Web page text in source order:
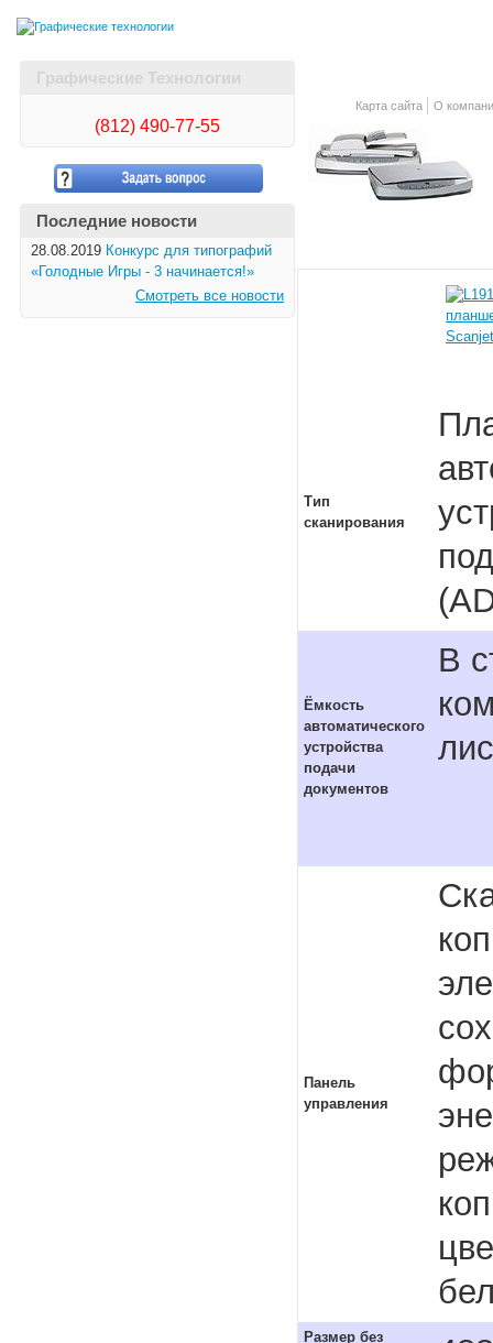
Карта сайта О
Графические Технологии
(812) 490-77-55
Последние новости
28.08.2019 Конкурс для типографий
«Голодные Игры - 3 начинается!»
Смотреть все новости
Тип
сканирования
Ёмкость
автоматического
устройства
подачи
документов
В
Панель
управления
Размер без